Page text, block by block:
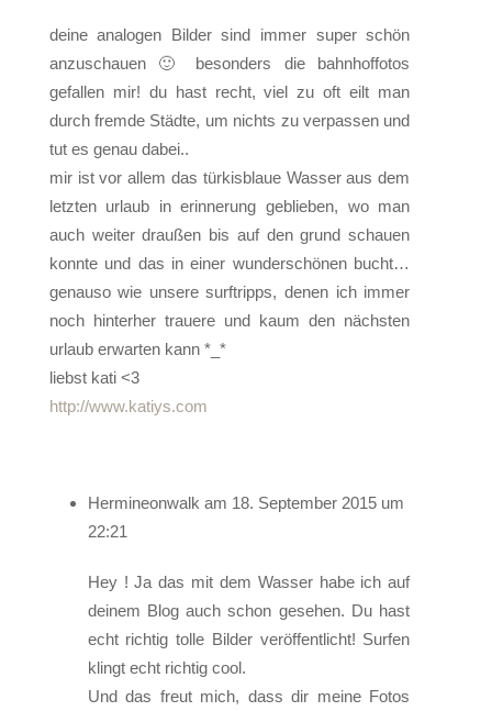
deine analogen Bilder sind immer super schön
anzuschauen 🙂 besonders die bahnhoffotos
gefallen mir! du hast recht, viel zu oft eilt man
durch fremde Städte, um nichts zu verpassen und
tut es genau dabei..
mir ist vor allem das türkisblaue Wasser aus dem
letzten urlaub in erinnerung geblieben, wo man
auch weiter draußen bis auf den grund schauen
konnte und das in einer wunderschönen bucht…
genauso wie unsere surftripps, denen ich immer
noch hinterher trauere und kaum den nächsten
urlaub erwarten kann *_*
liebst kati <3
http://www.katiys.com
Hermineonwalk am 18. September 2015 um
22:21
Hey ! Ja das mit dem Wasser habe ich auf
deinem Blog auch schon gesehen. Du hast
echt richtig tolle Bilder veröffentlicht! Surfen
klingt echt richtig cool.
Und das freut mich, dass dir meine Fotos